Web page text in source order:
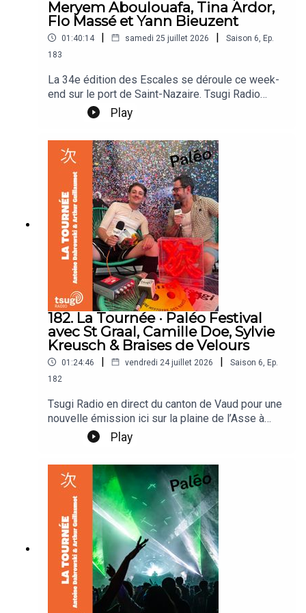
Meryem Aboulouafa, Tina Ardor,
Flo Massé et Yann Bieuzent
01:40:14 | samedi 25 juillet 2026 | Saison 6 Ep.
183
La 34e édition des Escales se déroule ce week-
end sur le port de Saint-Nazaire. Tsugi Radio
pose ses micros sur les quais de l'île du Petit-
Maroc hôte du festival le petit quartier vit au
Angèle Chatelier et LENPARROT reçoivent sur le
plateau Archive, Meryem Aboulouafa, Tina Ardor,
Flo Massé et Yann Bieuzent, directeur du festival.
Play
182. La Tournée · Paléo Festival
avec St Graal, Camille Doe, Sylvie
Kreusch & Braises de Velours
01:24:46 | vendredi 24 juillet 2026 | Saison 6 Ep.
182
Tsugi Radio en direct du canton de Vaud pour une
nouvelle émission ici sur la plaine de l’Asse à
Nyon. Arthur Guillaumot & Antoine Dabrowski
reçoivent St Graal, St Graal, Camille Doe, Sylvie
Play